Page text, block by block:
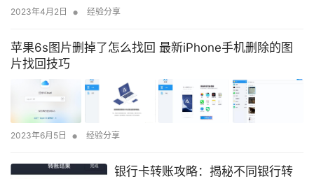
2023年4月2日 • 经验分享
苹果6s图片删掉了怎么找回 最新iPhone手机删除的图
片找回技巧
2023年6月5日 • 经验分享
银行卡转账攻略：揭秘不同银行转